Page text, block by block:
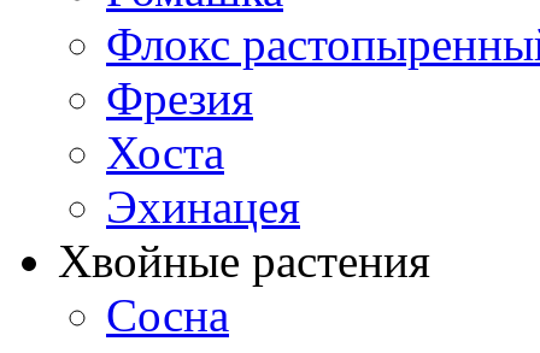
Флокс
Фрезия
Хоста
Эхинацея
Хвойные растения
Сосна